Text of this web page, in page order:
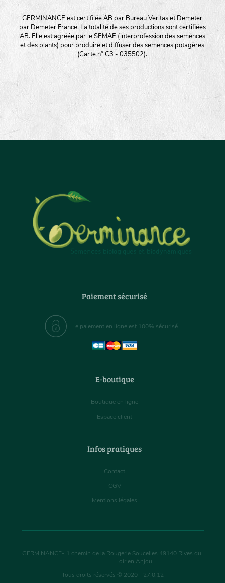
GERMINANCE est certifilée AB par Bureau Veritas et Demeter
par Demeter France. La totalité de ses productions sont certifiées
AB. Elle est agréée par le SEMAE (interprofession des semences
et des plants) pour produire et diffuser des semences potagères
(Carte n° C3 - 035502).
Paiement sécurisé
Le paiement en ligne est 100% sécurisé
E-boutique
Boutique en ligne
Espace client
Infos pratiques
Contact
CGV
Mentions légales
GERMINANCE- 1 chemin de la Rougerie Soucelles 49140 Rives du
Loir en Anjou
Tous droits réservés © 2020 - 27.0.12